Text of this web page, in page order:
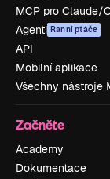
MCP pro Claude/
Agenti Ranní ptáče
API
Mobilní aplikace
Všechny nástroje
Začněte
Academy
Dokumentace